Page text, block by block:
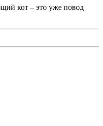
кот – это уже повод